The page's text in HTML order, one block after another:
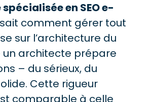
en SEO e-
sait comment gérer tout
sur l’architecture du
architecte prépare
– du sérieux, du
Cette rigueur
comparable à celle